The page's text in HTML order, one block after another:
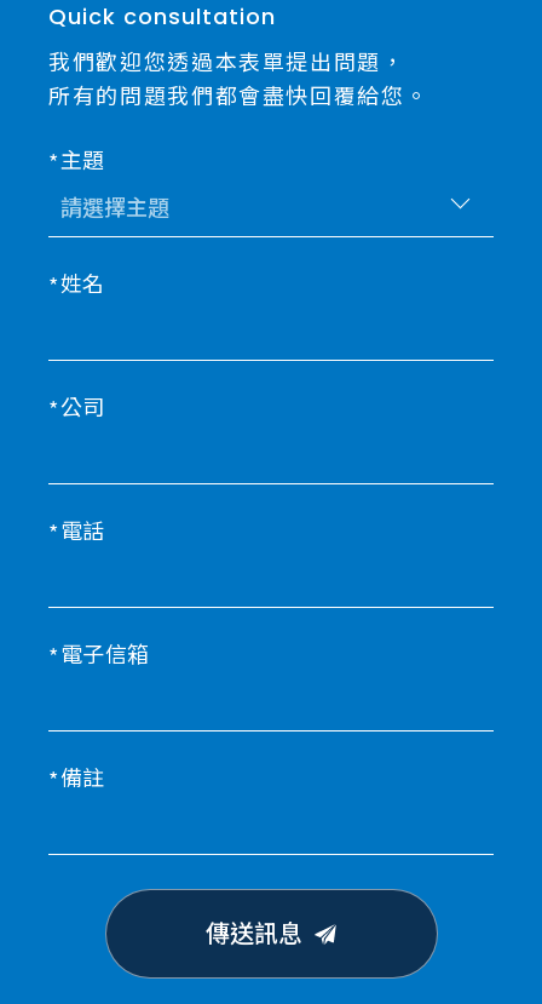
Quick consultation
我們歡迎您透過本表單提出問題，
所有的問題我們都會盡快回覆給您。
主題
姓名
公司
電話
電子信箱
備註
傳送訊息